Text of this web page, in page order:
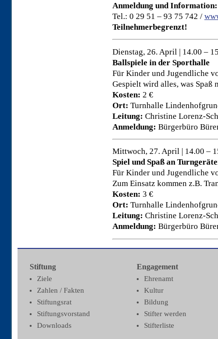
Anmeldung undInformation:
Tel.: 0 29 51 – 93 75 742 /
Teilnehmerbegrenzt!
Dienstag, 26. April | 14.00 –
Ballspiele in der Sporthalle
Für Kinder und Jugendliche
Gespielt wird alles, was Spaß
Kosten: 2 €
Ort: Turnhalle
Leitung: Christine Lorenz-
Anmeldung: Bürgerbüro
Mittwoch, 27. April | 14.00 –
Spiel und Spaß an
Für Kinder und Jugendliche
Zum Einsatz kommen z.B.
Kosten: 3 €
Ort: Turnhalle
Leitung: Christine Lorenz-
Anmeldung: Bürgerbüro
Stiftung
Ziele
Zahlen / Fakten
Stiftungsrat
Stiftungsvorstand
Downloads
Engagement
Ehrenamt
Kultur
Bildung
Stifter werden
Stifterliste